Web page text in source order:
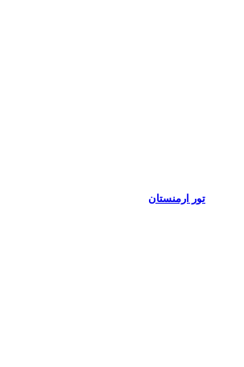
تور ارمنستان